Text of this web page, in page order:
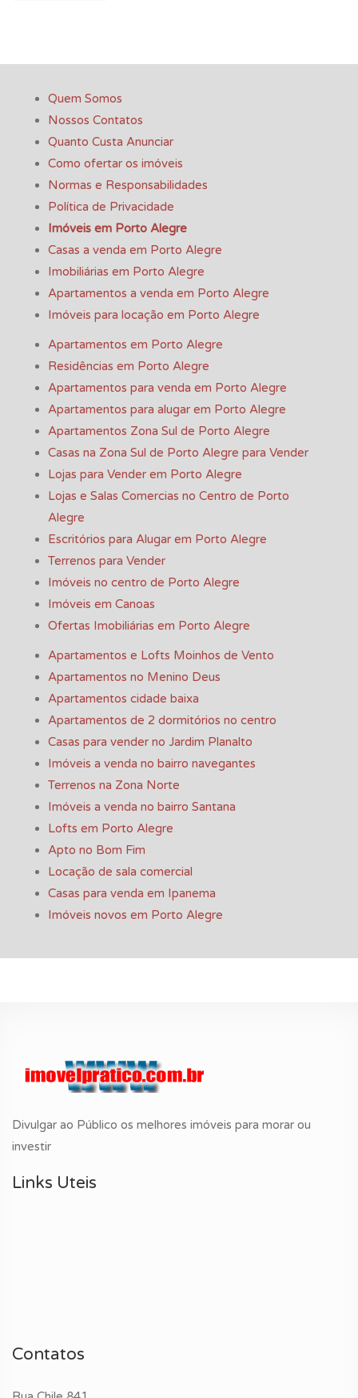
Quem Somos
Nossos Contatos
Quanto Custa Anunciar
Como ofertar os imóveis
Normas e Responsabilidades
Política de Privacidade
Imóveis em Porto Alegre
Casas a venda em Porto Alegre
Imobiliárias em Porto Alegre
Apartamentos a venda em Porto Alegre
Imóveis para locação em Porto Alegre
Apartamentos em Porto Alegre
Residências em Porto Alegre
Apartamentos para venda em Porto Alegre
Apartamentos para alugar em Porto Alegre
Apartamentos Zona Sul de Porto Alegre
Casas na Zona Sul de Porto Alegre para Vender
Lojas para Vender em Porto Alegre
Lojas e Salas Comercias no Centro de Porto
Alegre
Escritórios para Alugar em Porto Alegre
Terrenos para Vender
Imóveis no centro de Porto Alegre
Imóveis em Canoas
Ofertas Imobiliárias em Porto Alegre
Apartamentos e Lofts Moinhos de Vento
Apartamentos no Menino Deus
Apartamentos cidade baixa
Apartamentos de 2 dormitórios no centro
Casas para vender no Jardim Planalto
Imóveis a venda no bairro navegantes
Terrenos na Zona Norte
Imóveis a venda no bairro Santana
Lofts em Porto Alegre
Apto no Bom Fim
Locação de sala comercial
Casas para venda em Ipanema
Imóveis novos em Porto Alegre
Divulgar ao Público os melhores imóveis para morar ou
investir
Links Uteis
Contatos